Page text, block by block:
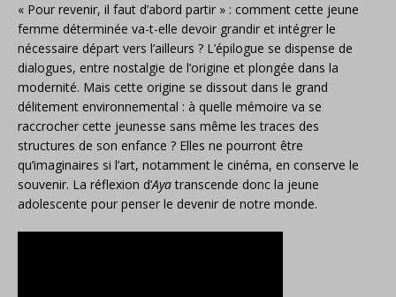
« Pour revenir, il faut d’abord partir » : comment cette jeune
femme déterminée va-t-elle devoir grandir et intégrer le
nécessaire départ vers l’ailleurs ? L’épilogue se dispense de
dialogues, entre nostalgie de l’origine et plongée dans la
modernité. Mais cette origine se dissout dans le grand
délitement environnemental : à quelle mémoire va se
raccrocher cette jeunesse sans même les traces des
structures de son enfance ? Elles ne pourront être
qu’imaginaires si l’art, notamment le cinéma, en conserve le
souvenir. La réflexion d’Ayatranscende donc la jeune
adolescente pour penser le devenir de notre monde.